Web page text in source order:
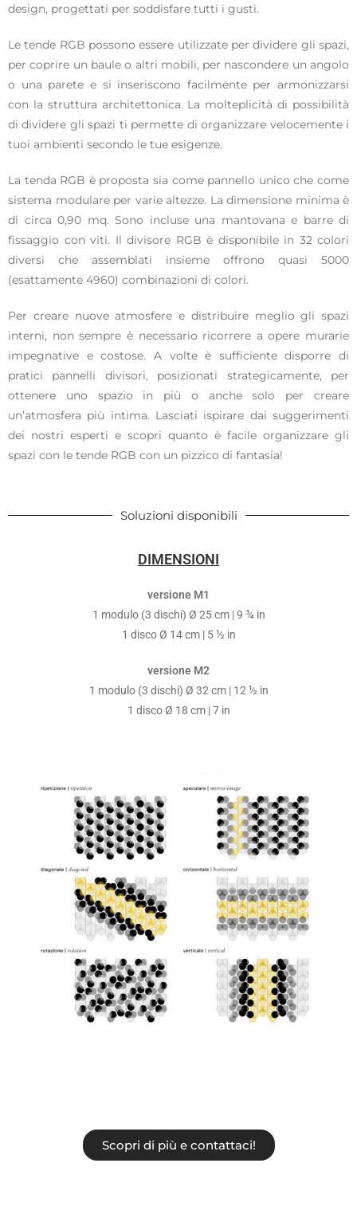
design, progettati per soddisfare tutti i gusti.
Le tende RGB possono essere utilizzate per dividere gli spazi,
per coprire un baule o altri mobili, per nascondere un angolo
o una parete e si inseriscono facilmente per armonizzarsi
con la struttura architettonica. La molteplicità di possibilità
di dividere gli spazi ti permette di organizzare velocemente i
tuoi ambienti secondo le tue esigenze.
La tenda RGB è proposta sia come pannello unico che come
sistema modulare per varie altezze. La dimensione minima è
di circa 0,90 mq. Sono incluse una mantovana e barre di
fissaggio con viti. Il divisore RGB è disponibile in 32 colori
diversi che assemblati insieme offrono quasi 5000
(esattamente 4960) combinazioni di colori.
Per creare nuove atmosfere e distribuire meglio gli spazi
interni, non sempre è necessario ricorrere a opere murarie
impegnative e costose. A volte è sufficiente disporre di
pratici pannelli divisori, posizionati strategicamente, per
ottenere uno spazio in più o anche solo per creare
un’atmosfera più intima. Lasciati ispirare dai suggerimenti
dei nostri esperti e scopri quanto è facile organizzare gli
spazi con le tende RGB con un pizzico di fantasia!
Soluzioni disponibili
DIMENSIONI
versione M1
1 modulo (3 dischi) Ø 25 cm | 9 ¾ in
1 disco Ø 14 cm | 5 ½ in
versione M2
1 modulo (3 dischi) Ø 32 cm | 12 ½ in
1 disco Ø 18 cm | 7 in
Scopri di più e contattaci!